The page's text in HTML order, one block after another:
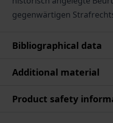
gegenwärtigen
Bibliographical data
Additional material
Product safety